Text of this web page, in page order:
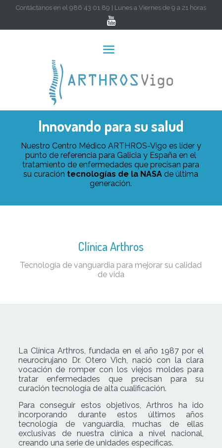
Contáctanos en el 986 43 01 89 | Lunes a Viernes de 9 a 21 horas
Innovando para su salud
Nuestro Centro Médico ARTHROS-Vigo es líder y
punto de referencia para Galicia y España en el
tratamiento de enfermedades que precisan para
su curación tecnologías de la NASA de última
generación.
Clínica Arthros
Tecnología de vanguardia para mejorar su calidad
de vida
La Clínica Arthros, fundada en el año 1987 por el
neurocirujano Dr. Otero Vich, nació con la clara
vocación de romper con los viejos moldes para
tratar enfermedades que precisan para su
curación tecnología de alta cualificación.
Para conseguir estos objetivos, Arthros ha ido
incorporando durante estos últimos años
tecnología de vanguardia, muchas de ellas
exclusivas de nuestra clínica a nivel nacional,
creando una serie de unidades específicas.